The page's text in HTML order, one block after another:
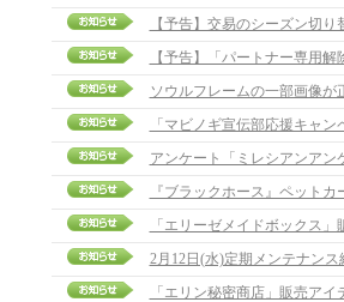
【予告】交易のシーズン切り
【予告】「パートナー専用
ソウルフレームの一部画像
「マビノギ宣伝部応援キャ
アンケート「ミレシアンアン
『ブラックホース』ペット
「エリーゼメイドボックス
2月12日(水)定期メンテナン
「エリン秘密商店」販売ア